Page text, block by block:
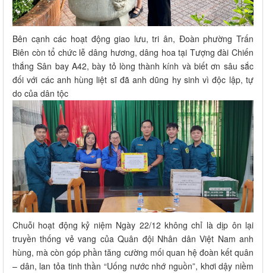
Bên cạnh các hoạt động giao lưu, tri ân, Đoàn phường Trấn
Biên còn tổ chức lễ dâng hương, dâng hoa tại Tượng đài Chiến
thắng Sân bay A42, bày tỏ lòng thành kính và biết ơn sâu sắc
đối với các anh hùng liệt sĩ đã anh dũng hy sinh vì độc lập, tự
do của dân tộc
Chuỗi hoạt động kỷ niệm Ngày 22/12 không chỉ là dịp ôn lại
truyền thống vẻ vang của Quân đội Nhân dân Việt Nam anh
hùng, mà còn góp phần tăng cường mối quan hệ đoàn kết quân
– dân, lan tỏa tinh thần “Uống nước nhớ nguồn”, khơi dậy niềm